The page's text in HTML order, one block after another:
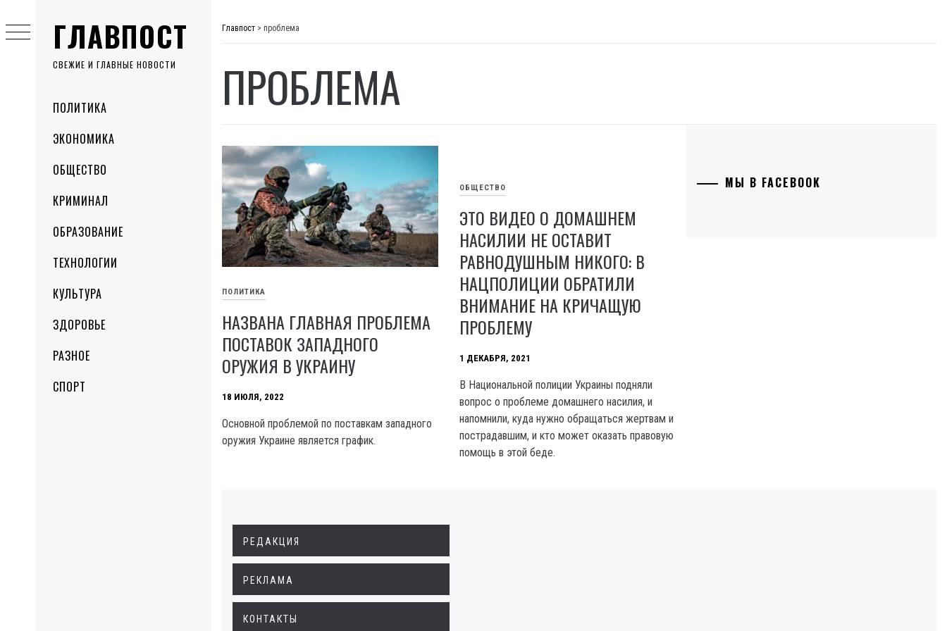
ГЛАВПОСТ
СВЕЖИЕ И ГЛАВНЫЕ НОВОСТИ
MenuПОЛИТИКА
ЭКОНОМИКА
ОБЩЕСТВО
КРИМИНАЛ
ОБРАЗОВАНИЕ
ТЕХНОЛОГИИ
КУЛЬТУРА
ЗДОРОВЬЕ
РАЗНОЕ
СПОРТ
to
content
Главпост > проблема
ПРОБЛЕМА
ПОЛИТИКА
НАЗВАНА ГЛАВНАЯ ПРОБЛЕМА
ПОСТАВОК ЗАПАДНОГО
ОРУЖИЯ В УКРАИНУ
18 ИЮЛЯ, 2022
Основной проблемой по поставкам западного
оружия Украине является график.
ОБЩЕСТВО
ЭТО ВИДЕО О ДОМАШНЕМ
НАСИЛИИ НЕ ОСТАВИТ
РАВНОДУШНЫМ НИКОГО: В
НАЦПОЛИЦИИ ОБРАТИЛИ
ВНИМАНИЕ НА КРИЧАЩУЮ
ПРОБЛЕМУ
1 ДЕКАБРЯ, 2021
В Национальной полиции Украины подняли
вопрос о проблеме домашнего насилия, и
напомнили, куда нужно обращаться жертвам и
пострадавшим, и кто может оказать правовую
помощь в этой беде.
МЫ В FACEBOOK
РЕДАКЦИЯ
РЕКЛАМА
КОНТАКТЫ